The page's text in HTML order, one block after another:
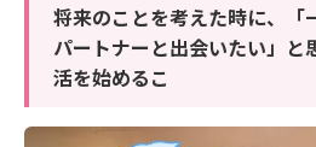
将来のことを考えた時に、「
パートナーと出会いたい」と
活を始めるこ